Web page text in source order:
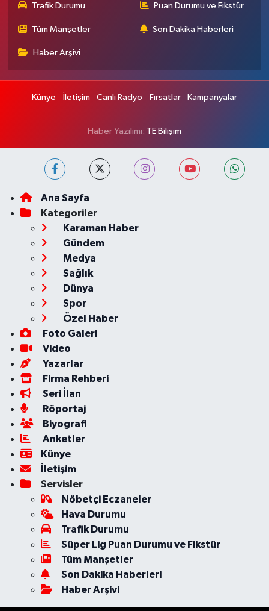
Trafik Durumu Puan Durumu ve Fikstür
Tüm Manşetler Son Dakika Haberleri
Haber Arşivi
Künye İletişim Canlı Radyo Fırsatlar Kampanyalar
Haber Yazılımı: TE Bilişim
Ana Sayfa
Kategoriler
Karaman Haber
Gündem
Medya
Sağlık
Dünya
Spor
Özel Haber
Foto Galeri
Video
Yazarlar
Firma Rehberi
Seri İlan
Röportaj
Biyografi
Anketler
Künye
İletişim
Servisler
Nöbetçi Eczaneler
Hava Durumu
Trafik Durumu
Süper Lig Puan Durumu ve Fikstür
Tüm Manşetler
Son Dakika Haberleri
Haber Arşivi